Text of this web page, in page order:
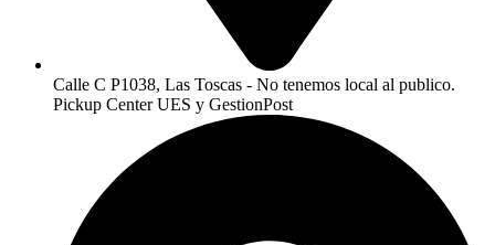
Calle C P1038, Las Toscas - No tenemos local al publico.
Pickup Center UES y GestionPost